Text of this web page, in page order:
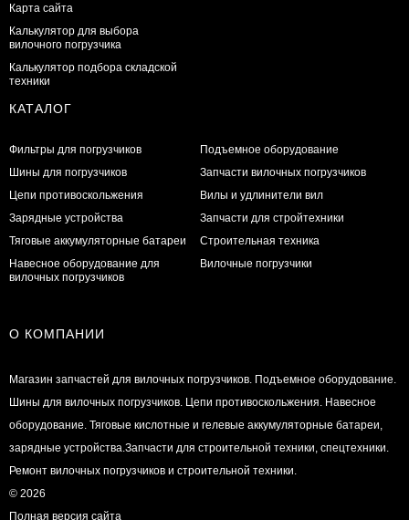
Карта сайта
Калькулятор для выбора
вилочного погрузчика
Калькулятор подбора складской
техники
КАТАЛОГ
Фильтры для погрузчиков
Шины для погрузчиков
Цепи противоскольжения
Зарядные устройства
Тяговые аккумуляторные батареи
Навесное оборудование для
вилочных погрузчиков
Подъемное оборудование
Запчасти вилочных погрузчиков
Вилы и удлинители вил
Запчасти для стройтехники
Строительная техника
Вилочные погрузчики
О КОМПАНИИ
Магазин запчастей для вилочных погрузчиков. Подъемное оборудование.
Шины для вилочных погрузчиков. Цепи противоскольжения. Навесное
оборудование. Тяговые кислотные и гелевые аккумуляторные батареи,
зарядные устройства.Запчасти для строительной техники, спецтехники.
Ремонт вилочных погрузчиков и строительной техники.
© 2026
Полная версия сайта